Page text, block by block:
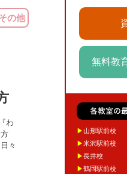
の他
わ
々
無料教
各教室の
▶山形駅前校
▶米沢駅前校
▶長井校
▶鶴岡駅前校